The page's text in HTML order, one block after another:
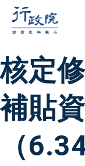
要
內
容
核定
補貼
（